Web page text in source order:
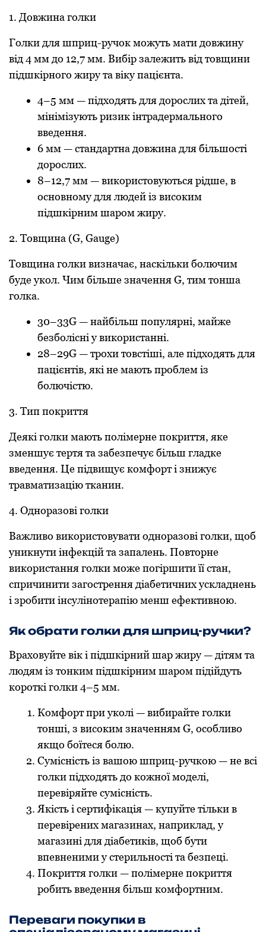
1. Довжина голки
Голки для шприц-ручок можуть мати довжину
від 4 мм до 12,7 мм. Вибір залежить від товщини
підшкірного жиру та віку пацієнта.
4–5 мм — підходять для дорослих та дітей,
мінімізують ризик інтрадермального
введення.
6 мм — стандартна довжина для більшості
дорослих.
8–12,7 мм — використовуються рідше, в
основному для людей із високим
підшкірним шаром жиру.
2. Товщина (G, Gauge)
Товщина голки визначає, наскільки болючим
буде укол. Чим більше значення G, тим тонша
голка.
30–33G — найбільш популярні, майже
безболісні у використанні.
28–29G — трохи товстіші, але підходять для
пацієнтів, які не мають проблем із
болючістю.
3. Тип покриття
Деякі голки мають полімерне покриття, яке
зменшує тертя та забезпечує більш гладке
введення. Це підвищує комфорт і знижує
травматизацію тканин.
4. Одноразові голки
Важливо використовувати одноразові голки, щоб
уникнути інфекцій та запалень. Повторне
використання голки може погіршити її стан,
спричинити загострення діабетичних ускладнень
і зробити інсулінотерапію менш ефективною.
Як обрати голки для шприц-ручки?
Враховуйте вік і підшкірний шар жиру — дітям та
людям із тонким підшкірним шаром підійдуть
короткі голки 4–5 мм.
Комфорт при уколі — вибирайте голки
тонші, з високим значенням G, особливо
якщо боїтеся болю.
Сумісність із вашою шприц-ручкою — не всі
голки підходять до кожної моделі,
перевіряйте сумісність.
Якість і сертифікація — купуйте тільки в
перевірених магазинах, наприклад, у
магазині для діабетиків, щоб бути
впевненими у стерильності та безпеці.
Покриття голки — полімерне покриття
робить введення більш комфортним.
Переваги покупки в